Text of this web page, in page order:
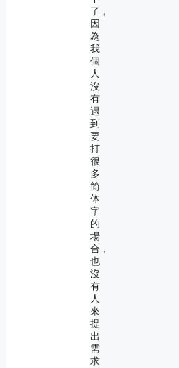
了，
因
為
我
個
人
沒
有
遇
到
要
打
很
多
简
体
字
的
場
合，
也
沒
有
人
來
提
出
需
求